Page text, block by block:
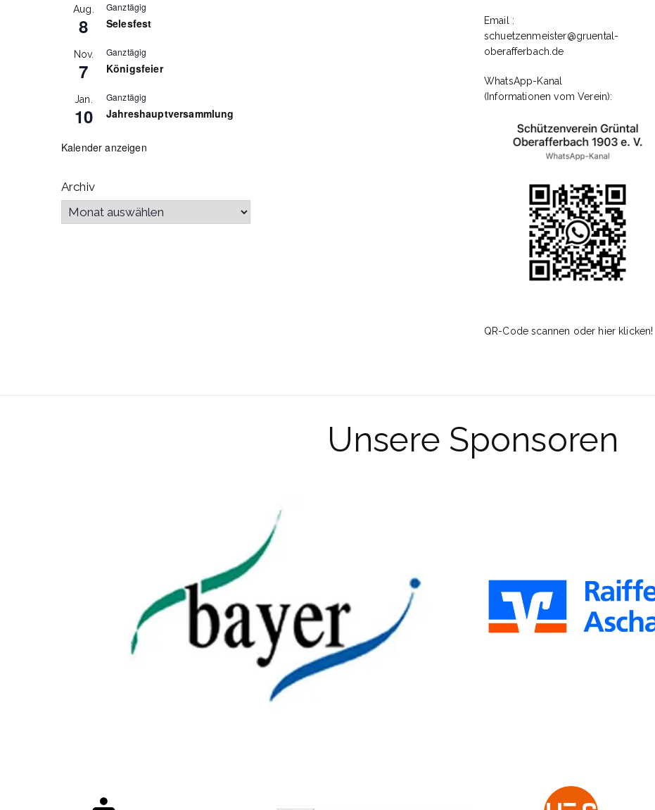
Aug.
8
Ganztägig
Selesfest
Nov.
7
Ganztägig
Königsfeier
Jan.
10
Ganztägig
Jahreshauptversammlung
Kalender anzeigen
Archiv
Email :
schuetzenmeister@gruental-
oberafferbach.de
WhatsApp-Kanal
(Informationen vom Verein):
QR-Code scannen oder hier klicken!
Unsere Sponsoren